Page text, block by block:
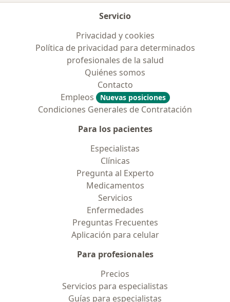
Servicio
Privacidad y cookies
Política de privacidad para determinados
profesionales de la salud
Quiénes somos
Contacto
Empleos
Nuevas posiciones
Condiciones Generales de Contratación
Para los pacientes
Especialistas
Clínicas
Pregunta al Experto
Medicamentos
Servicios
Enfermedades
Preguntas Frecuentes
Aplicación para celular
Para profesionales
Precios
Servicios para especialistas
Guías para especialistas